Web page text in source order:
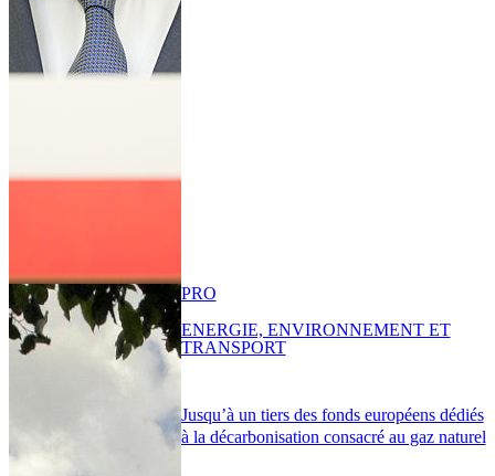
Jusqu’à un tiers des fonds européens dédiés
à la décarbonisation consacré au gaz naturel
PRO
ENERGIE, ENVIRONNEMENT ET
TRANSPORT